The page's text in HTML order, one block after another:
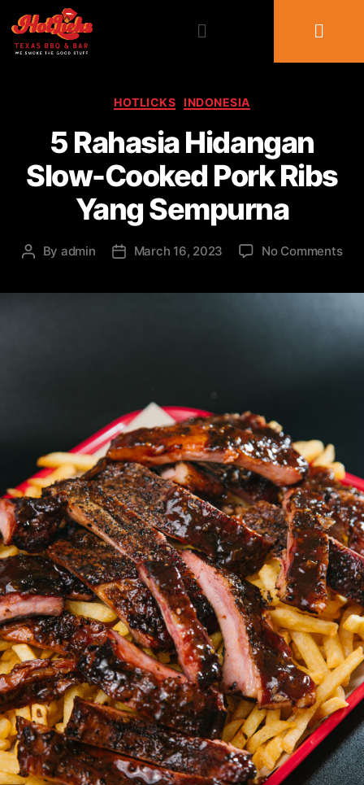
HOTLICKS INDONESIA
5 Rahasia Hidangan
Slow-Cooked Pork Ribs
Yang Sempurna
By admin March 16, 2023 No Comments